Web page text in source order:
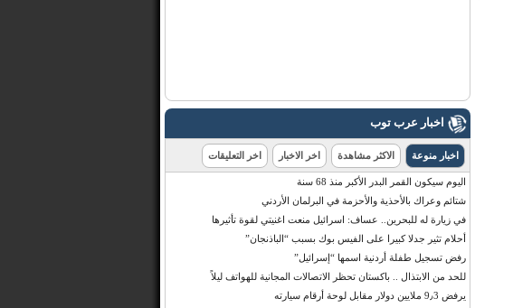
اخبار عرب توب
اخبار منوعة الاكثر مشاهدة اخر الاخبار اخر التعليقات
اليوم سيكون القمر البدر الأكبر منذ 68 سنة
شتائم وعراك بالأحذية والأحزمة في البرلمان الأردني
في زيارة له للبحرين.. عساف: اسرائيل منعت اغنيتي لقوة تأثيرها
أحلام تثير جدلا كبيرا على الفيس بوك بسبب “الباذنجان”
رفض تسجيل طفلة أردنية اسمها “إسرائيل”
للحد من الابتذال .. باكستان تحظر الاتصالات المجانية للهواتف ليلاً
يرفض 9٫3 ملايين دولار مقابل لوحة أرقام سيارته